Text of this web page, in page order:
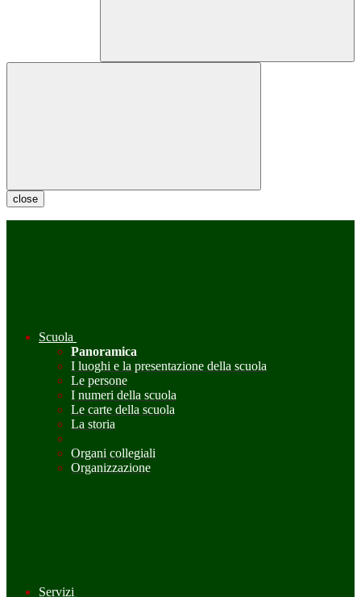
close
Scuola
Panoramica
I luoghi e la presentazione della scuola
Le persone
I numeri della scuola
Le carte della scuola
La storia
Organi collegiali
Organizzazione
Servizi